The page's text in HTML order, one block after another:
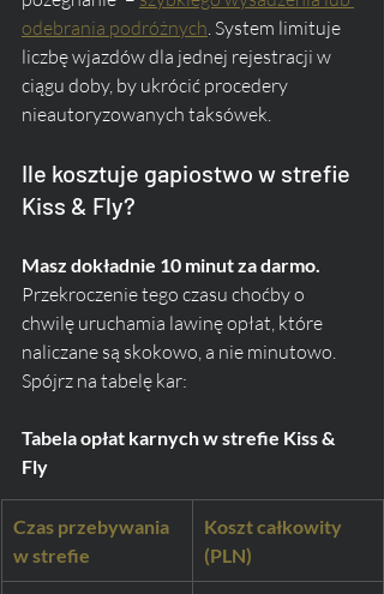
odebrania podróżnych . System limituje
liczbę wjazdów dla jednej rejestracji w
ciągu doby, by ukrócić procedery
nieautoryzowanych taksówek.
Ile kosztuje gapiostwo w strefie
Kiss & Fly?
Masz dokładnie 10 minut za darmo.
Przekroczenie tego czasu choćby o
chwilę uruchamia lawinę opłat, które
naliczane są skokowo, a nie minutowo.
Spójrz na tabelę kar:
Tabela opłat karnych w strefie Kiss &
Fly
Czas przebywania
w strefie
Koszt całkowity
(PLN)